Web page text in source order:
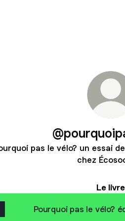
pas le vélo? un essai
chez
Le livre
Pourquoi pas le vélo?